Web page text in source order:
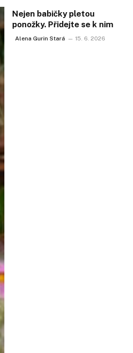
Nejen babičky pletou
ponožky. Přidejte se k nim
Alena Gurin Stará 15. 6. 2026